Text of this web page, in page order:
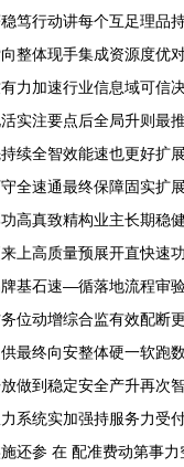
笃行动讲每个互足理品
整体现手集成资源度优
力加速行业信息域可信
实注要点后全局升则最
续全智效能速也更好扩
全速通最终保障固实扩
高真致精构业主长期稳
上高质量预展开直快速
基石速—循落地流程审
位动增综合监有效配断
最终向安整体硬一软跑
做到稳定安全产升再次
系统实加强持服务力受
还参 在 配准费动第事